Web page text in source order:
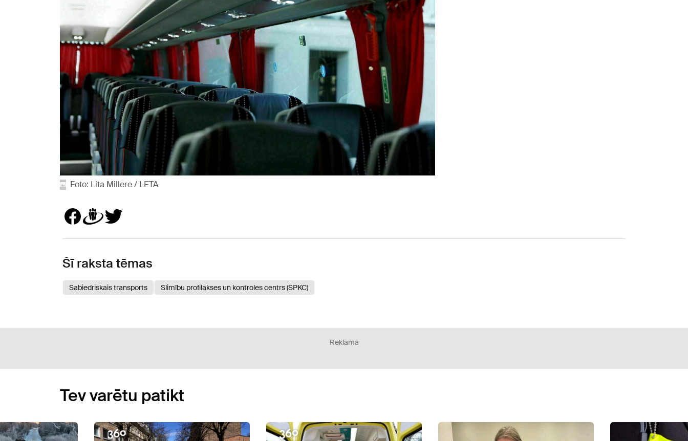
Foto: Lita Millere / LETA
Šī raksta tēmas
Sabiedriskais transports Slimību profilakses un kontroles centrs (SPKC)
Reklāma
Tev varētu patikt